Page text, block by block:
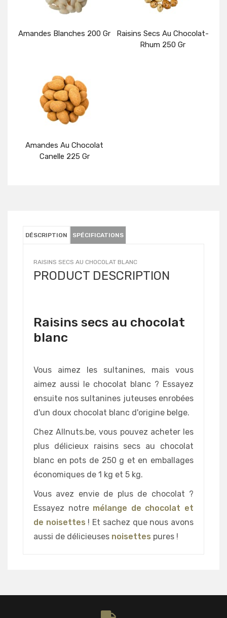
Amandes Blanches 200 Gr
Détails
Raisins Secs Au Chocolat-
Rhum 250 Gr
Amandes Au Chocolat
Canelle 225 Gr
DÉSCRIPTION SPÉCIFICATIONS
RAISINS SECS AU CHOCOLAT BLANC
PRODUCT DESCRIPTION
Raisins secs au chocolat
blanc
Vous aimez les sultanines, mais vous
aimez aussi le chocolat blanc ? Essayez
ensuite nos sultanines juteuses enrobées
d'un doux chocolat blanc d'origine belge.
Chez Allnuts.be, vous pouvez acheter les
plus délicieux raisins secs au chocolat
blanc en pots de 250 g et en emballages
économiques de 1 kg et 5 kg.
Vous avez envie de plus de chocolat ?
Essayez notre mélange de chocolat et
de noisettes ! Et sachez que nous avons
aussi de délicieuses noisettes pures !